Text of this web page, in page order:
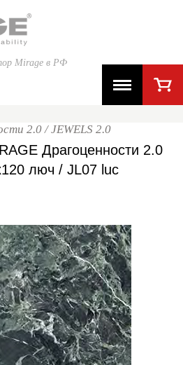
Mirage в РФ
2.0 / JEWELS 2.0
Драгоценности 2.0
люч / JL07 luc